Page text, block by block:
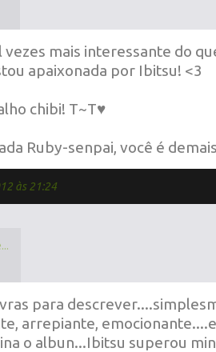
vezes mais interessante do
apaixonada por Ibitsu! <3
chibi! T~T♥
Ruby-senpai, você é
às 21:24
para
arrepiante,
o albun...Ibitsu superou